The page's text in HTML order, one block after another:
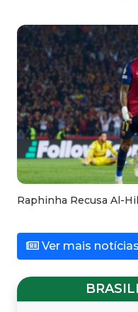
Raphinha Recusa Al-
Ver mais notícias